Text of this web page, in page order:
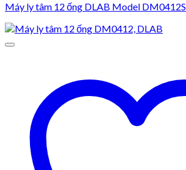
Máy ly tâm 12 ống DLAB Model DM0412S